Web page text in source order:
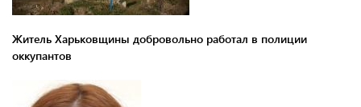
Житель Харьковщины добровольно работал в полиции
оккупантов